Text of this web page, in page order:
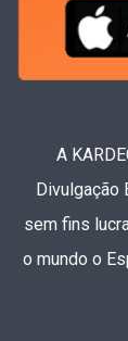
A
Divulgação
sem fins
o mundo o